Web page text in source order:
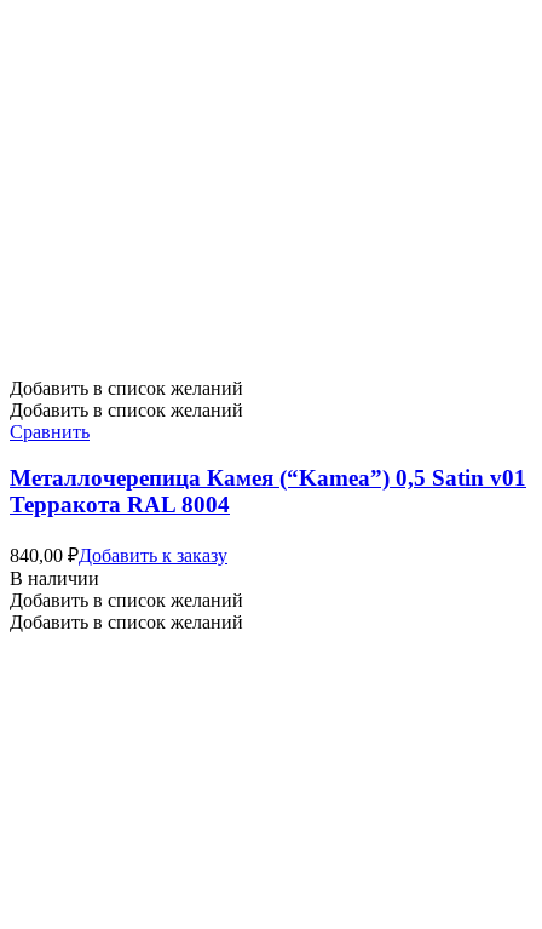
Добавить в список желаний
Добавить в список желаний
Сравнить
Металлочерепица Камея (“Kamea”) 0,5 Satin v01
Терракота RAL 8004
840,00 ₽Добавить к заказу
В наличии
Добавить в список желаний
Добавить в список желаний